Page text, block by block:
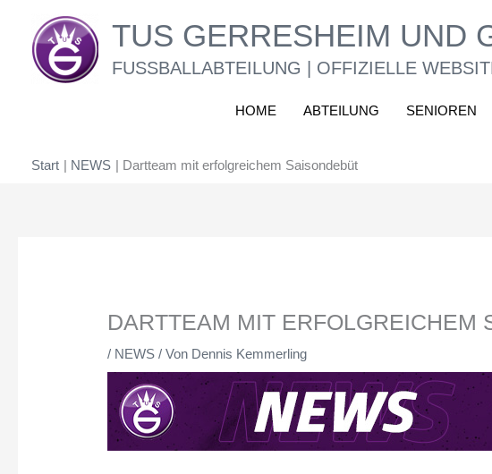
springen
TUS GERRESHEIM UND
FUSSBALLABTEILUNG | OFFIZIELLE
HOME ABTEILUNG SENIOREN
Start NEWS Dartteam mit erfolgreichem Saisondebüt
DARTTEAM MIT ERFOLGREICHEM
/ NEWS / Von Dennis Kemmerling